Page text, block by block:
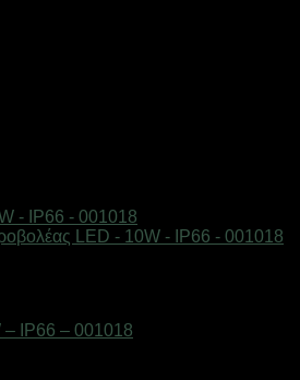
– IP66 – 001018